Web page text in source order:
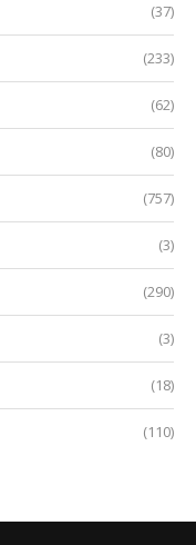
(37)
(233)
(62)
(80)
(757)
(3)
(290)
(3)
(18)
(110)